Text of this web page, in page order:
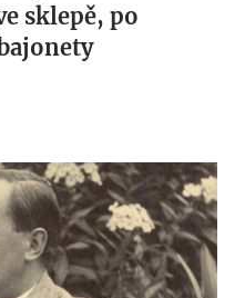
sklepě, po